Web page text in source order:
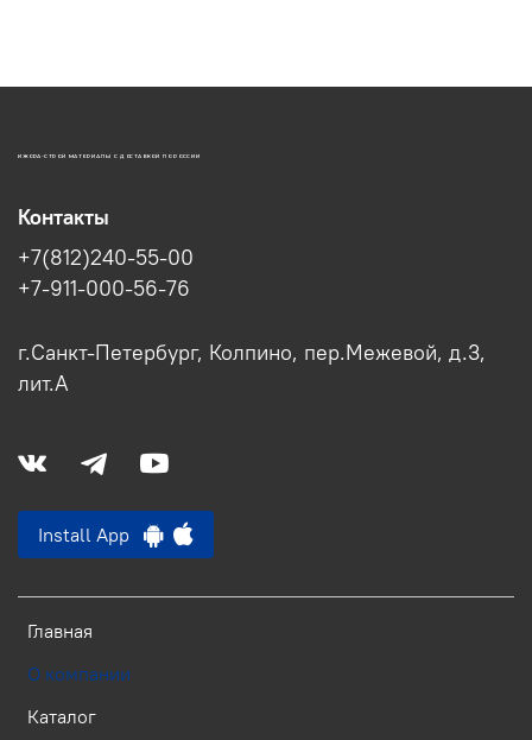
ИЖОРА-СТРОЙ МАТЕРИАЛЫ С ДОСТАВКОЙ ПО РОССИИ
Главная
О компании
Каталог
Контакты
+7(812)240-55-00
+7-911-000-56-76
г.Санкт-Петербург, Колпино, пер.Межевой, д.3,
лит.А
Install App